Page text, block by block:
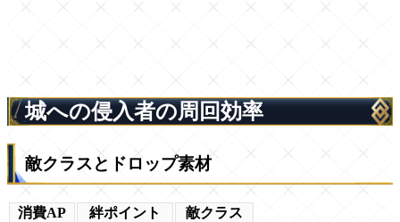
城への侵入者の周回効率
敵クラスとドロップ素材
消費AP 絆ポイント
敵クラス